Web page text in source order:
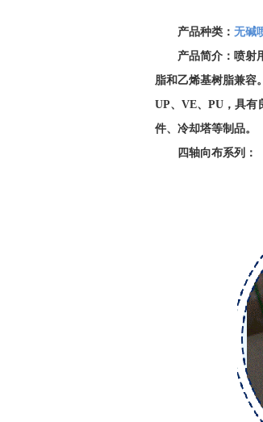
产品种类： 无碱
产品简介：喷射
脂和乙烯基树脂兼容
UP、VE、PU，具有
件、冷却塔等制品。
四轴向布系列：